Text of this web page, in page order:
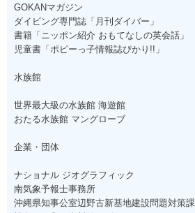
GOKANマガジン
ダイビング専門誌「月刊ダイバー」
書籍「ニッポン紹介 おもてなしの英会話」
児童書「ポピーっ子情報誌ぴかり!!」
水族館
世界最大級の水族館 海遊館
おたる水族館 マングローブ
企業・団体
ナショナル ジオグラフィック
南気象予報士事務所
沖縄県知事公室辺野古新基地建設問題対策課